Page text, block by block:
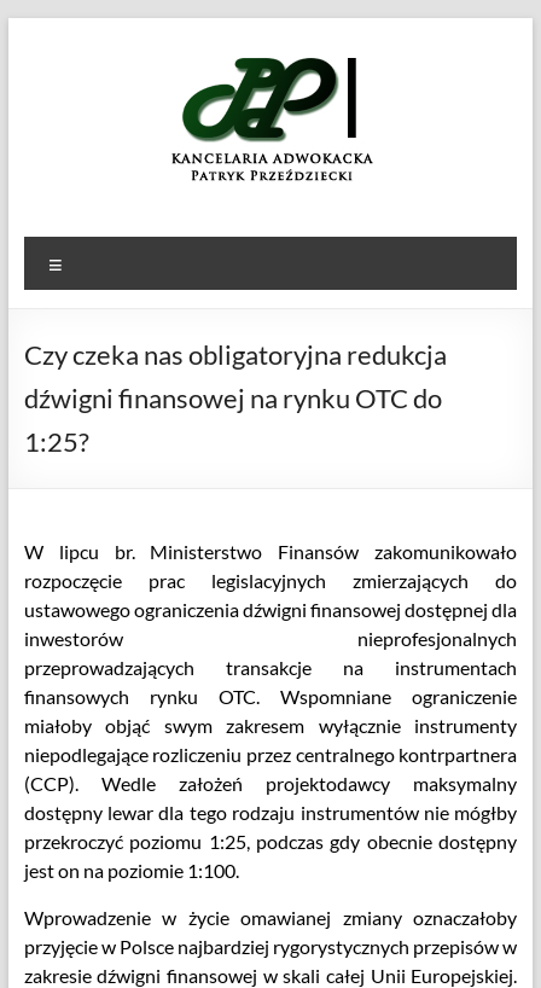
KANCELARIA
ADWOKACKA
Czy czeka nas obligatoryjna redukcja
dźwigni finansowej na rynku OTC do
1:25?
W lipcu br. Ministerstwo Finansów zakomunikowało
rozpoczęcie prac legislacyjnych zmierzających do
ustawowego ograniczenia dźwigni finansowej dostępnej dla
inwestorów nieprofesjonalnych
przeprowadzających transakcje na instrumentach
finansowych rynku OTC. Wspomniane ograniczenie
miałoby objąć swym zakresem wyłącznie instrumenty
niepodlegające rozliczeniu przez centralnego kontrpartnera
(CCP). Wedle założeń projektodawcy maksymalny
dostępny lewar dla tego rodzaju instrumentów nie mógłby
przekroczyć poziomu 1:25, podczas gdy obecnie dostępny
jest on na poziomie 1:100.
Wprowadzenie w życie omawianej zmiany oznaczałoby
przyjęcie w Polsce najbardziej rygorystycznych przepisów w
zakresie dźwigni finansowej w skali całej Unii Europejskiej.